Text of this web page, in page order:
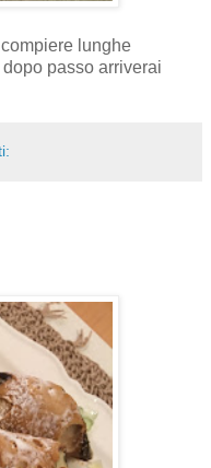
lunghe
passo arriverai